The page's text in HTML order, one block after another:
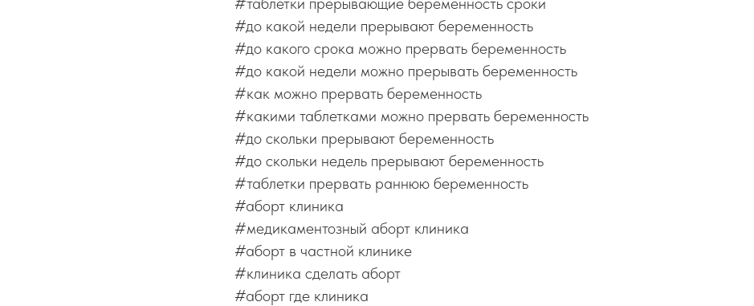
#до какой недели прерывают беременность
#до какого срока можно прервать беременность
#до какой недели можно прерывать беременность
#как можно прервать беременность
#какими таблетками можно прервать беременность
#до скольки прерывают беременность
#до скольки недель прерывают беременность
#таблетки прервать раннюю беременность
#аборт клиника
#медикаментозный аборт клиника
#аборт в частной клинике
#клиника сделать аборт
#аборт где клиника